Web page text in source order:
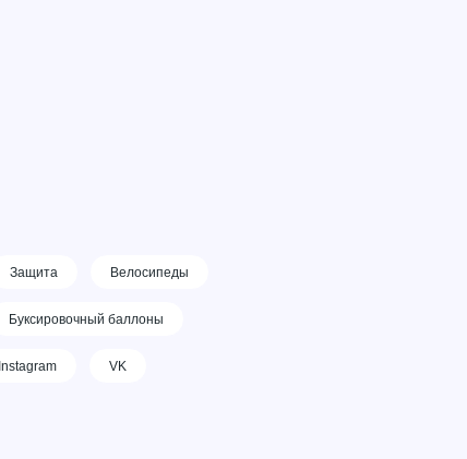
Защита Велосипеды
Буксировочный баллоны
Instagram VK